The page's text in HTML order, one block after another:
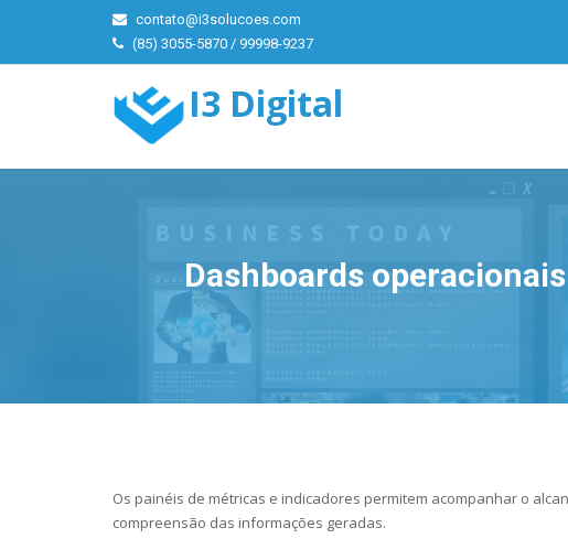
contato@i3solucoes.com
(85) 3055-5870 / 99998-9237
I3 Digital
Dashboards
Os painéis de métricas e indicadores permitem acompanhar o
compreensão das informações geradas.